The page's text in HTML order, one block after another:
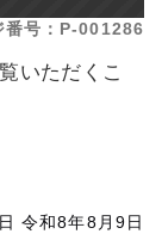
番号：P-001286
いただくこ
令和8年8月9日